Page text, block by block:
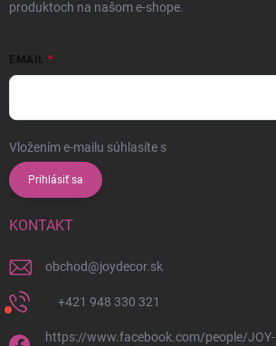
produktoch na našom e-shope.
EMAIL
Vložením e-mailu súhlasíte s
Prihlásiť sa
KONTAKT
obchod@joydecor.sk
+421 948 330 321
https://www.facebook.com/people/JOY-